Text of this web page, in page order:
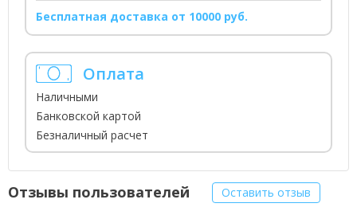
Бесплатная доставка от 10000 руб.
Оплата
Наличными
Банковской картой
Безналичный расчет
Отзывы пользователей Оставить отзыв